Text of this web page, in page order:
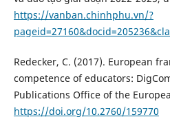
https://vanban.chinhphu.vn/?
Redecker, C. (2017). European
competence of educators:
Publications Office of the
https://doi.org/10.2760/159770